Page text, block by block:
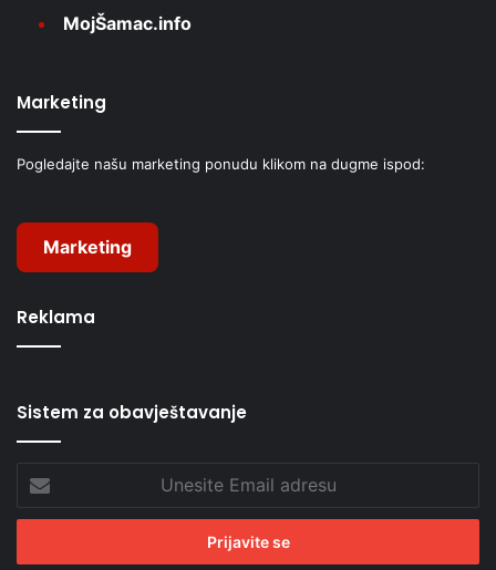
MojŠamac.info
Marketing
Pogledajte našu marketing ponudu klikom na dugme ispod:
Marketing
Reklama
Sistem za obavještavanje
Email
adresu